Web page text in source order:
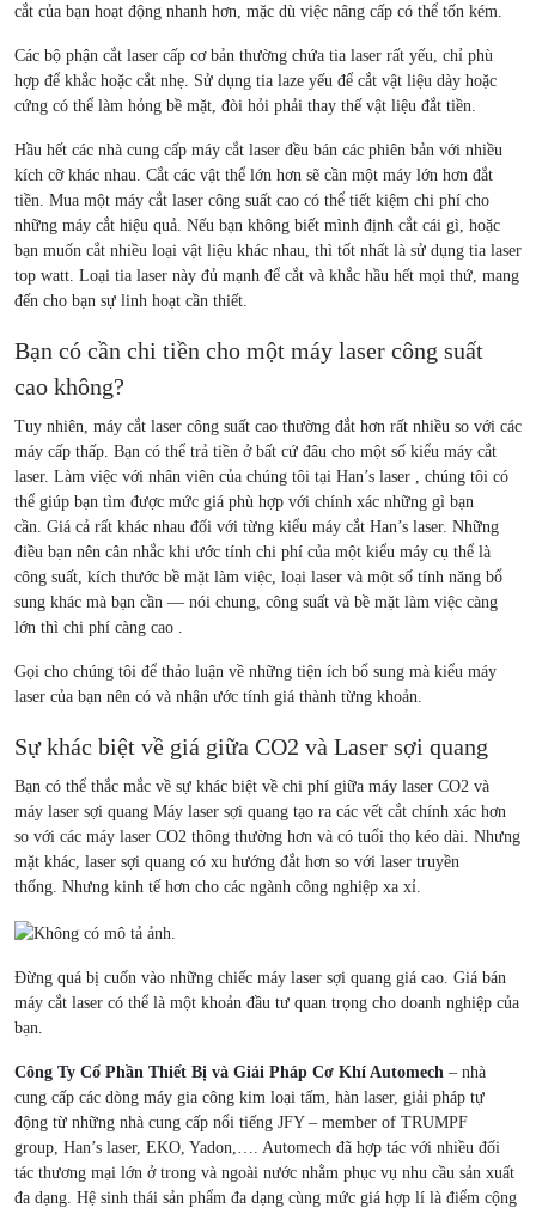
cắt của bạn hoạt động nhanh hơn, mặc dù việc nâng cấp có thể tốn kém.
Các bộ phận cắt laser cấp cơ bản thường chứa tia laser rất yếu, chỉ phù
hợp để khắc hoặc cắt nhẹ. Sử dụng tia laze yếu để cắt vật liệu dày hoặc
cứng có thể làm hỏng bề mặt, đòi hỏi phải thay thế vật liệu đắt tiền.
Hầu hết các nhà cung cấp máy cắt laser đều bán các phiên bản với nhiều
kích cỡ khác nhau. Cắt các vật thể lớn hơn sẽ cần một máy lớn hơn đắt
tiền. Mua một máy cắt laser công suất cao có thể tiết kiệm chi phí cho
những máy cắt hiệu quả. Nếu bạn không biết mình định cắt cái gì, hoặc
bạn muốn cắt nhiều loại vật liệu khác nhau, thì tốt nhất là sử dụng tia laser
top watt. Loại tia laser này đủ mạnh để cắt và khắc hầu hết mọi thứ, mang
đến cho bạn sự linh hoạt cần thiết.
Bạn có cần chi tiền cho một máy laser công suất
cao không?
Tuy nhiên, máy cắt laser công suất cao thường đắt hơn rất nhiều so với các
máy cấp thấp. Bạn có thể trả tiền ở bất cứ đâu cho một số kiểu máy cắt
laser. Làm việc với nhân viên của chúng tôi tại Han’s laser , chúng tôi có
thể giúp bạn tìm được mức giá phù hợp với chính xác những gì bạn
cần. Giá cả rất khác nhau đối với từng kiểu máy cắt Han’s laser. Những
điều bạn nên cân nhắc khi ước tính chi phí của một kiểu máy cụ thể là
công suất, kích thước bề mặt làm việc, loại laser và một số tính năng bổ
sung khác mà bạn cần — nói chung, công suất và bề mặt làm việc càng
lớn thì chi phí càng cao .
Gọi cho chúng tôi để thảo luận về những tiện ích bổ sung mà kiểu máy
laser của bạn nên có và nhận ước tính giá thành từng khoản.
Sự khác biệt về giá giữa CO2 và Laser sợi quang
Bạn có thể thắc mắc về sự khác biệt về chi phí giữa máy laser CO2 và
máy laser sợi quang Máy laser sợi quang tạo ra các vết cắt chính xác hơn
so với các máy laser CO2 thông thường hơn và có tuổi thọ kéo dài. Nhưng
mặt khác, laser sợi quang có xu hướng đắt hơn so với laser truyền
thống. Nhưng kinh tế hơn cho các ngành công nghiệp xa xỉ.
Đừng quá bị cuốn vào những chiếc máy laser sợi quang giá cao. Giá bán
máy cắt laser có thể là một khoản đầu tư quan trọng cho doanh nghiệp của
bạn.
Công Ty Cổ Phần Thiết Bị và Giải Pháp Cơ Khí Automech – nhà
cung cấp các dòng máy gia công kim loại tấm, hàn laser, giải pháp tự
động từ những nhà cung cấp nổi tiếng JFY – member of TRUMPF
group, Han’s laser, EKO, Yadon,…. Automech đã hợp tác với nhiều đối
tác thương mại lớn ở trong và ngoài nước nhằm phục vụ nhu cầu sản xuất
đa dạng. Hệ sinh thái sản phẩm đa dạng cùng mức giá hợp lí là điểm cộng